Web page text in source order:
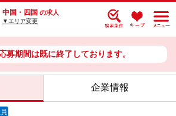
中国・四国 の求人
▼エリア変更
募期間は既に終了しております。
企業情報